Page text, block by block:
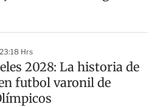
Hrs
2028: La historia de
futbol varonil de